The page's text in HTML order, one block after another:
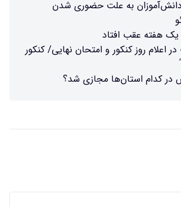
به علت حضوری شدن
یک هفته عقب افتاد
اعلام روز کنکور و امتحان نهایی/ کنکور
در کدام استان‌ها مجازی شد؟